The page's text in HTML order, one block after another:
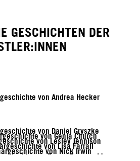
GESCHICHTEN DER
von Andrea Hecker
von Daniel Gryszke
von Genia Church
von Lesley Jennison
von Lisa Farrall
von Nick Irwin
von Rozan Zonneveld